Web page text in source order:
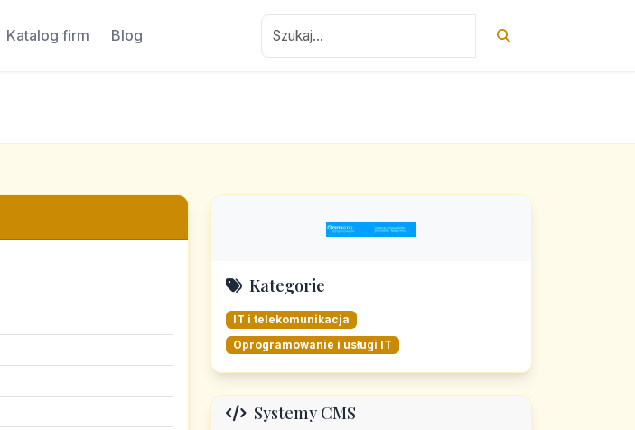
Katalog firm Blog
Kategorie
IT i telekomunikacja
Oprogramowanie i usługi IT
Systemy CMS